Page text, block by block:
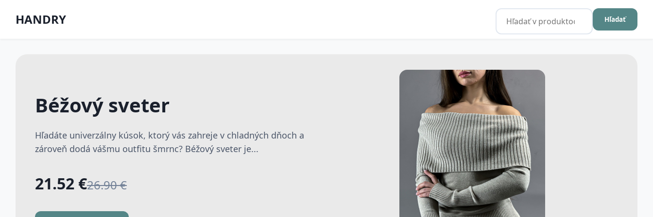
HANDRY Hľadať
Béžový sveter
Hľadáte univerzálny kúsok, ktorý vás zahreje v chladných dňoch a
zároveň dodá vášmu outfitu šmrnc? Béžový sveter je...
21.52 €26.90 €